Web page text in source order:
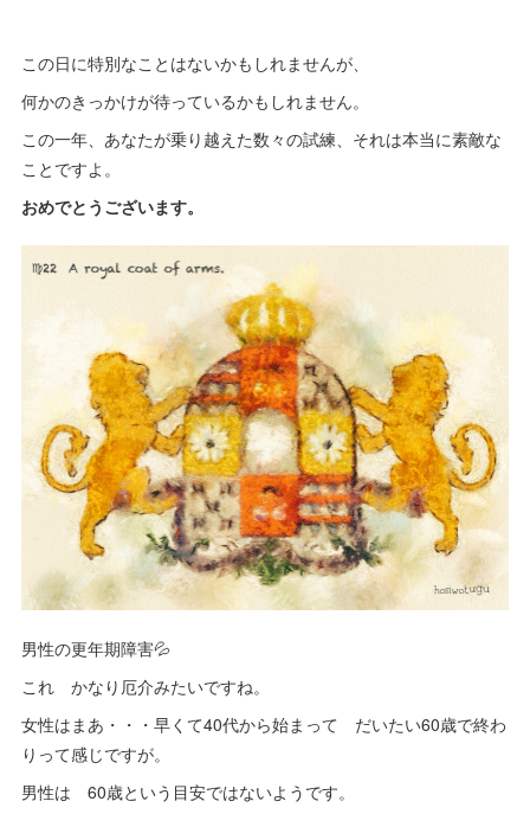
この日に特別なことはないかもしれませんが、
何かのきっかけが待っているかもしれません。
この一年、あなたが乗り越えた数々の試練、それは本当に素敵な
ことですよ。
おめでとうございます。
男性の更年期障害💦
これ かなり厄介みたいですね。
女性はまあ・・・早くて40代から始まって だいたい60歳で終わ
りって感じですが。
男性は 60歳という目安ではないようです。